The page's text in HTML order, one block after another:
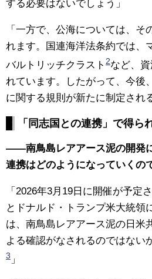
する必要はないでしょう」
「一方で、公海については、そ
れます。国連海洋法条約では、
バルトリッチクラスト 2など、
れています。したがって、今後
に関する規則が新たに制定され
「同志国との連携」で得ら
——南鳥島レアアース泥の開発
連携はどのようになっていくの
「2026年3月19日に開催が予定
とドナルド・トランプ米大統領
は、南鳥島レアアース泥の日米
よる確認がなされるのではない
3 」